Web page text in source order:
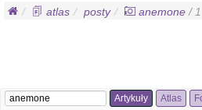
Kłącze:
atlas posty anemone / 1
Artykuły Atlas